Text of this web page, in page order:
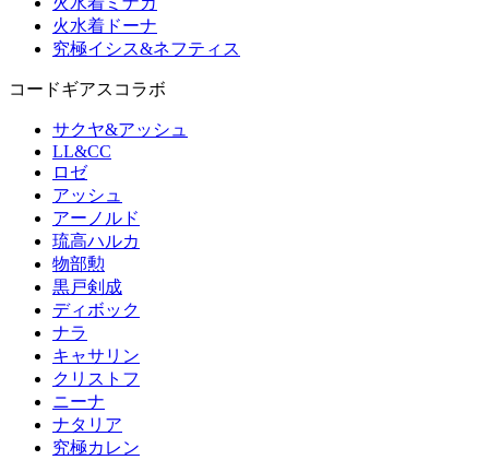
火水着ドーナ
究極イシス&ネフティス
コードギアスコラボ
サクヤ&アッシュ
LL&CC
ロゼ
アッシュ
アーノルド
琉高ハルカ
物部勲
黒戸剣成
ディボック
ナラ
キャサリン
クリストフ
ニーナ
ナタリア
究極カレン